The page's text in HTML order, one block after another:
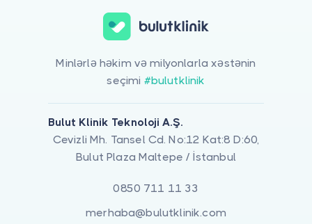
Minlərlə həkim və milyonlarla xəstənin
seçimi #bulutklinik
Bulut Klinik Teknoloji A.Ş.
Cevizli Mh. Tansel Cd. No:12 Kat:8 D:60,
Bulut Plaza Maltepe / İstanbul
0850 711 11 33
merhaba@bulutklinik.com